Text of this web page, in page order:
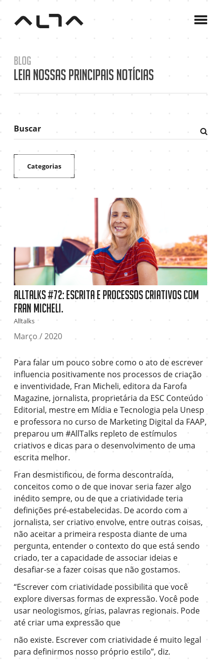
Blog
Leia nossas principais notícias
Buscar
Fazer
Categorias
AllTalks #72: Escrita e processos criativos com
Fran Micheli.
Alltalks
Março / 2020
Para falar um pouco sobre como o ato de escrever
influencia positivamente nos processos de criação
e inventividade, Fran Micheli, editora da Farofa
Magazine, jornalista, proprietária da ESC Conteúdo
Editorial, mestre em Mídia e Tecnologia pela Unesp
e professora no curso de Marketing Digital da FAAP,
preparou um #AllTalks repleto de estímulos
criativos e dicas para o desenvolvimento de uma
escrita melhor.
Fran desmistificou, de forma descontraída,
conceitos como o de que inovar seria fazer algo
inédito sempre, ou de que a criatividade teria
definições pré-estabelecidas. De acordo com a
jornalista, ser criativo envolve, entre outras coisas,
não aceitar a primeira resposta diante de uma
pergunta, entender o contexto do que está sendo
criado, ter a capacidade de associar ideias e
desafiar-se a fazer coisas que não gostamos.
“Escrever com criatividade possibilita que você
explore diversas formas de expressão. Você pode
usar neologismos, gírias, palavras regionais. Pode
até criar uma expressão que
não existe. Escrever com criatividade é muito legal
para definirmos nosso próprio estilo”, diz.